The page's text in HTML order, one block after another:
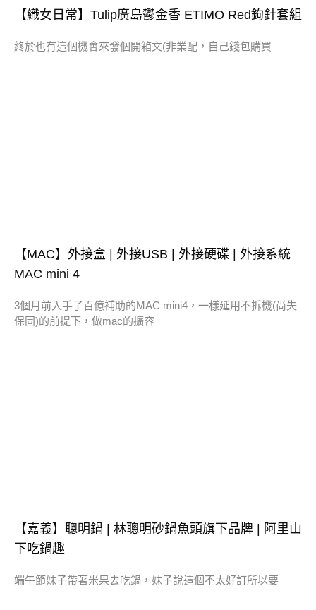
【織女日常】Tulip廣島鬱金香 ETIMO Red鉤針套組
終於也有這個機會來發個開箱文(非業配，自己錢包購買
【MAC】外接盒 | 外接USB | 外接硬碟 | 外接系統
MAC mini 4
3個月前入手了百億補助的MAC mini4，一樣延用不拆機(尚失
保固)的前提下，做mac的擴容
【嘉義】聰明鍋 | 林聰明砂鍋魚頭旗下品牌 | 阿里山
下吃鍋趣
端午節妹子帶著米果去吃鍋，妹子說這個不太好訂所以要